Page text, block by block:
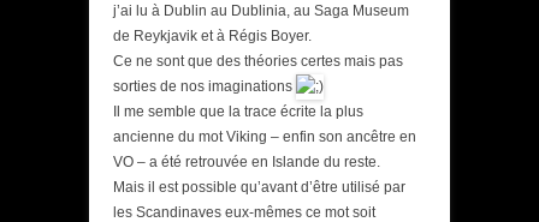
j’ai lu à Dublin au Dublinia, au Saga Museum
de Reykjavik et à Régis Boyer.
Ce ne sont que des théories certes mais pas
sorties de nos imaginations
Il me semble que la trace écrite la plus
ancienne du mot Viking – enfin son ancêtre en
VO – a été retrouvée en Islande du reste.
Mais il est possible qu’avant d’être utilisé par
les Scandinaves eux-mêmes ce mot soit